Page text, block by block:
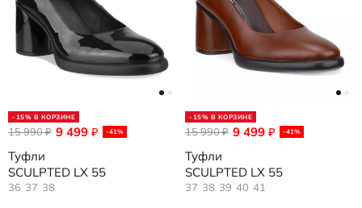
-15% В КОРЗИНЕ
9 499 ₽ -41%
15 990₽
Туфли
SCULPTED LX 55
36 37 38
-15% В КОРЗИНЕ
9 499 ₽ -41%
15 990₽
Туфли
SCULPTED LX 55
37 38 39 40 41